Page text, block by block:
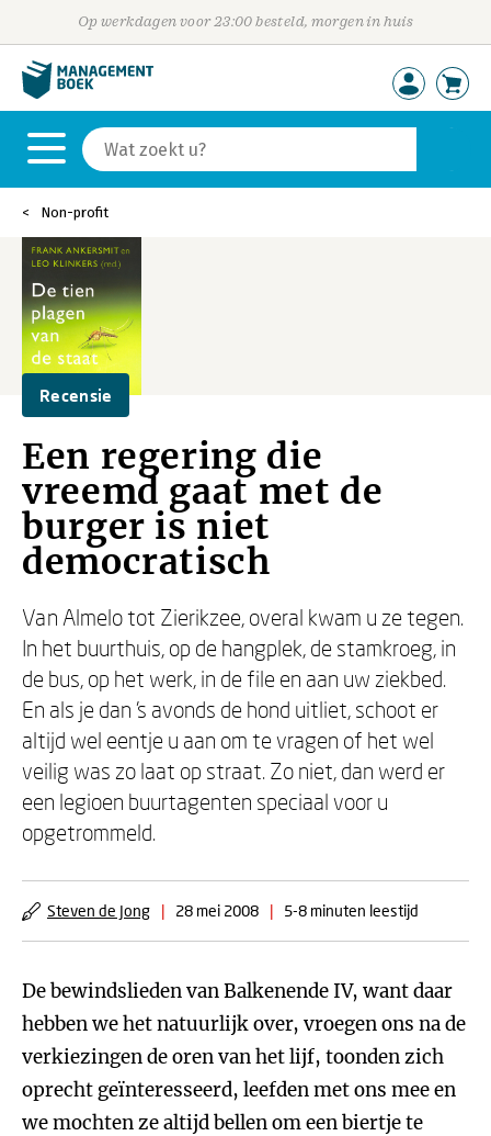
Op werkdagen voor 23:00 besteld, morgen in huis
Non-profit
Recensie
Een regering die
vreemd gaat met de
burger is niet
democratisch
Van Almelo tot Zierikzee, overal kwam u ze tegen.
In het buurthuis, op de hangplek, de stamkroeg, in
de bus, op het werk, in de file en aan uw ziekbed.
En als je dan 's avonds de hond uitliet, schoot er
altijd wel eentje u aan om te vragen of het wel
veilig was zo laat op straat. Zo niet, dan werd er
een legioen buurtagenten speciaal voor u
opgetrommeld.
Steven de Jong | 28 mei 2008 | 5-8 minuten leestijd
De bewindslieden van Balkenende IV, want daar
hebben we het natuurlijk over, vroegen ons na de
verkiezingen de oren van het lijf, toonden zich
oprecht geïnteresseerd, leefden met ons mee en
we mochten ze altijd bellen om een biertje te